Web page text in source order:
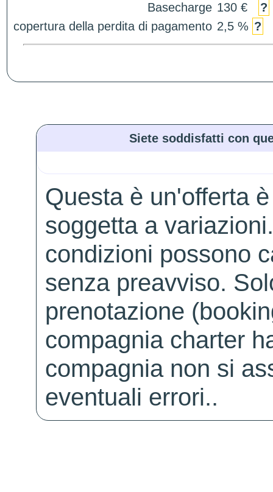
Basecharge 130 €
?
copertura della perdita di pagamento 2,5 % ?
Siete soddisfatti con
Questa è un'offerta
soggetta a
condizioni possono
senza preavviso.
prenotazione
compagnia charter
compagnia non si
eventuali errori..